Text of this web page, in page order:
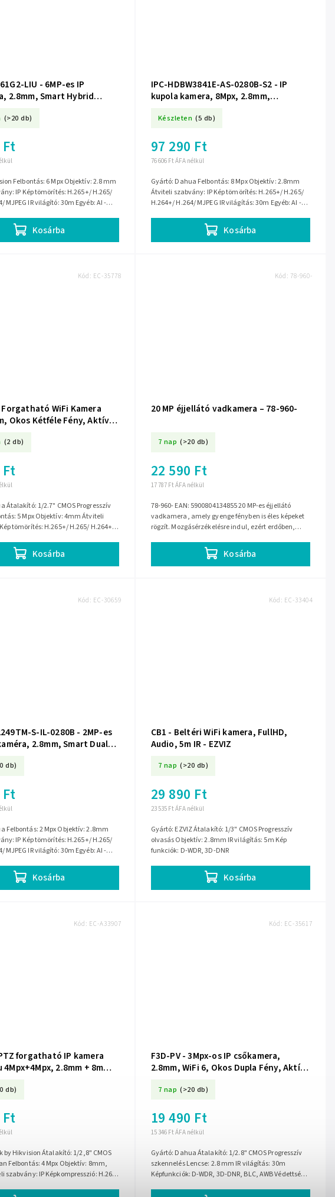
LIU - 6MP-es IP
2.8mm, Smart Hybrid
(>20 db)
Kosárba
Felbontás: 6 Mpx Objektív: 2.8 mm
IP Kép tömörítés: H.265+/ H.265/
MJPEG IR világító: 30m Egyéb: AI -
IPC-HDBW3841E-AS-0280B-S2 - IP
kupola kamera, 8Mpx, 2.8mm,
Készleten (5 db)
76 606 Ft ÁFA nélkül
97 290 Ft
Kosárba
Gyártó: Dahua Felbontás: 8 Mpx Objektív: 2.8mm
Átviteli szabvány: IP Kép tömörítés: H.265+/ H.265/
H.264+/ H.264/ MJPEG IR világítás: 30m Egyéb: AI -
Forgatható WiFi Kamera
Okos Kétféle Fény, Aktív
(2 db)
Ft
Kosárba
Átalakító: 1/2.7" CMOS Progresszív
5 Mpx Objektív: 4mm Átviteli
tömörítés: H.265+/ H.265/ H.264+/
Kód: EC-35778
20 MP éjjellátó vadkamera – 78-960-
7 nap (>20 db)
17 787 Ft ÁFA nélkül
22 590 Ft
Kosárba
78-960- EAN: 5900804134855 20 MP-es éjjellátó
vadkamera, amely gyenge fényben is éles képeket
rögzít. Mozgásérzékelésre indul, ezért erdőben,
Kód: 78-960-
S-IL-0280B - 2MP-es
2.8mm, Smart Dual
db)
Kosárba
Felbontás: 2 Mpx Objektív: 2.8mm
IP Kép tömörítés: H.265+/ H.265/
MJPEG IR világító: 30m Egyéb: AI -
Kód: EC-30659
CB1 - Beltéri WiFi kamera, FullHD,
Audio, 5m IR - EZVIZ
7 nap (>20 db)
23 535 Ft ÁFA nélkül
29 890 Ft
Kosárba
Gyártó: EZVIZ Átalakító: 1/3" CMOS Progresszív
olvasás Objektív: 2.8mm IR világítás: 5m Kép
funkciók: D-WDR, 3D-DNR
Kód: EC-33404
forgatható IP kamera
4Mpx+4Mpx, 2.8mm + 8mm,
db)
by Hikvision Átalakító: 1/2,8" CMOS
Felbontás: 4 Mpx Objektív: 8mm,
szabvány: IP Képkompresszió: H.265/
Kód: EC-A33907
F3D-PV - 3Mpx-os IP csőkamera,
2.8mm, WiFi 6, Okos Dupla Fény, Aktív
7 nap (>20 db)
15 346 Ft ÁFA nélkül
19 490 Ft
Gyártó: Dahua Átalakító: 1/2.8" CMOS Progresszív
szkennelés Lencse: 2.8 mm IR világítás: 30m
Képfunkciók: D-WDR, 3D-DNR, BLC, AWB Védettségi
Kód: EC-35617